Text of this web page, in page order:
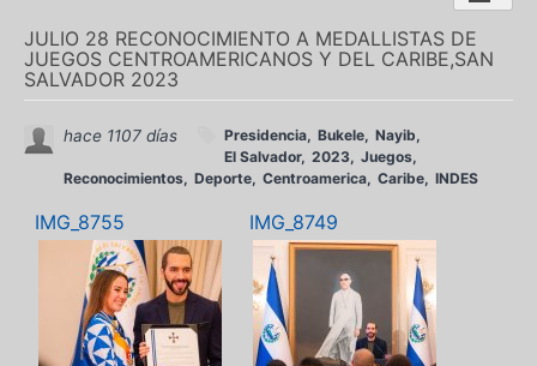
JULIO 28 RECONOCIMIENTO A MEDALLISTAS DE
JUEGOS CENTROAMERICANOS Y DEL CARIBE,SAN
SALVADOR 2023
hace 1107 días Presidencia Bukele Nayib
El Salvador 2023 Juegos
Reconocimientos Deporte Centroamerica Caribe INDES
IMG_8755 IMG_8749